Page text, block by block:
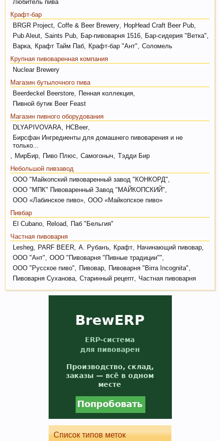
любит ли мужчина напитки этой марки, и даже
при отсутствии алкоголя.
Пиво богато антиоксидантами, которые
приходят из хмеля и солода, из которых оно
состоит. Эти антиоксиданты предотвратят рак.
Пиво содержит витамин В, который помогает
нам поддерживать здоровую кожу, нужный
мышечный тонус, борется с заболеваниями
сердечно-сосудистой и иммунной системы.
Кофе оказывает воздействие на
преждевременное старение человека и
способствует развитию онкозаболеваний. Пиво
же наоборот защищает ДНК.
Любитель пива
Крафт-бар
BRGR Project, Coffe & Beer Brewery, HopHead Craft Beer Pub,
Pub Aleut, Saints Pub, Бар-пивоварня 1516, Бар-сидерия "Ветка",
Варка, Крафт Тайм Паб, Крафт-бар "Ант", Соломель
Крупная пивоваренная компания
Nuclear Brewery
Магазин бутылочного пива
Beerdeckel Beerstore, Пенная коллекция,
Пивной бутик Beer Feast
Магазин пивного оборудования
DLYAPIVOVARA, HCBeer,
Бирсфан Ингредиенты для домашнего пивоварения и не
только...
, МирБир, Пиво Плюс, Самогоныч, Тэдди Бир
Небольшой пивзавод
ООО "Майкопский пивоваренный завод "КОНКОРД",
ООО "МПК" Пивоваренный Завод "МАЙКОПСКИЙ",
ООО «Лабинское пиво», ООО «Майкопское пиво»
Пивбар
El Cubano, Reload, Паб "Бельгия"
Частная пивоварня
Lesheg, PARF BEER, А. Рубанъ, Крафт, Начинающий пивовар,
ООО "Ант", ООО "Пивоварня "Пивные традиции"",
ООО "Русское пиво", Пивовар, Пивоварня "Birra Incognita",
Пивоварня Суханова, Старинный рецепт, Частная пивоварня
Список типов меток